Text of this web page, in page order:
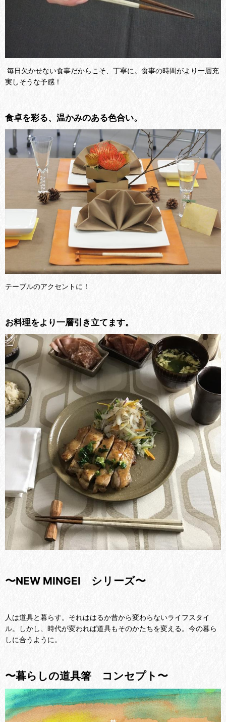
毎日欠かせない食事だからこそ、丁寧に。食事の時間がより一層充
実しそうな予感！
食卓を彩る、温かみのある色合い。
テーブルのアクセントに！
お料理をより一層引き立てます。
〜NEW MINGEI シリーズ〜
人は道具と暮らす。それははるか昔から変わらないライフスタイ
ル。しかし、時代が変われば道具もそのかたちを変える。今の暮ら
しに合うように。
〜暮らしの道具箸 コンセプト〜